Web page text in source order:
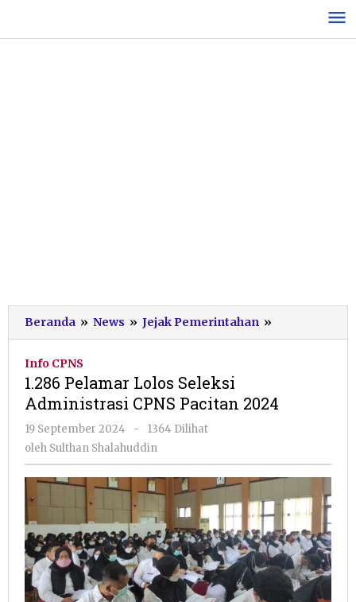
konten
Beranda » News » Jejak Pemerintahan »
Pelamar
CPNS
Info CPNS
1.286 Pelamar Lolos Seleksi
Administrasi CPNS Pacitan 2024
19 September 2024
oleh
Sulthan
-
1364 Dilihat
oleh Sulthan Shalahuddin